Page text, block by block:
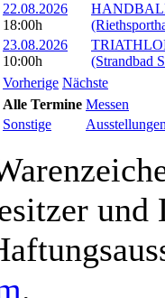
22.08.2026
18:00h
23.08.2026
10:00h
(Strandbad
Vorherige Nächste
Alle Termine Messen
Sonstige
und
.